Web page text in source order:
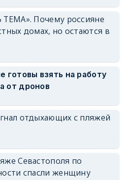
Почему россияне
домах, но остаются в
готовы взять на работу
от дронов
отдыхающих с пляжей
Севастополя по
спасли женщину